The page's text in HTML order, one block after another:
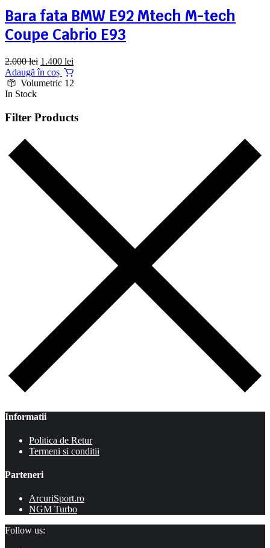
Bara fata BMW E92 Mtech M-tech
Coupe Cabrio E93
2.000lei Prețul
inițial
a
1.400 lei
curent
este:
Adaugă în coș
Volumetric 12
In Stock
Filter Products
Informatii
Politica de Retur
Termeni si conditii
Parteneri
ArcuriSport.ro
NGM Turbo
Follow us: